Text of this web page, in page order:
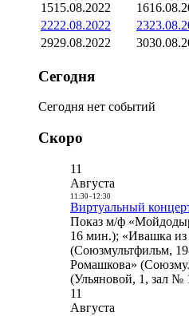
1515.08.2022 16
2222.08.2022 23
2929.08.2022 30
Сегодня
Сегодня нет событий
Скоро
11
Августа
11:30- 12:30
Виртуальный
Показ м/ф
16 мин.); «Ивашка
(Союзмультфильм,
Ромашкова»
(Ульяновой, 1, зал №
11
Августа